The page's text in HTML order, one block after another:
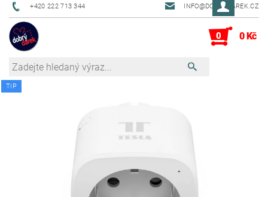
+420 222 713 344 INFO@DOBRYDAREK.CZ
0 0 Kč
TIP